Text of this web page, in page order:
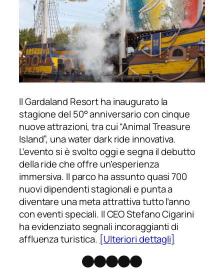
Il Gardaland Resort ha inaugurato la
stagione del 50° anniversario con cinque
nuove attrazioni, tra cui “Animal Treasure
Island”, una water dark ride innovativa.
L’evento si è svolto oggi e segna il debutto
della ride che offre un’esperienza
immersiva. Il parco ha assunto quasi 700
nuovi dipendenti stagionali e punta a
diventare una meta attrattiva tutto l’anno
con eventi speciali. Il CEO Stefano Cigarini
ha evidenziato segnali incoraggianti di
affluenza turistica. [Ulteriori dettagli]
Facebook
Instagram
X Threads
Telegram